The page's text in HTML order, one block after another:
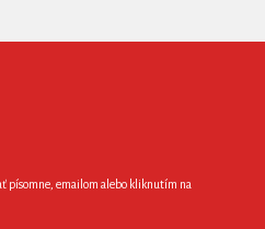
písomne, emailom alebo kliknutím na